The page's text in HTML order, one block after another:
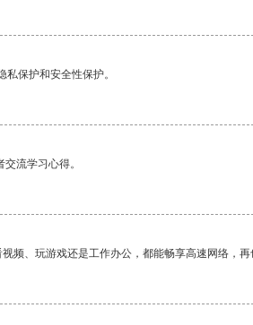
保护和安全性保护。
流学习心得。
频、玩游戏还是工作办公，都能畅享高速网络，